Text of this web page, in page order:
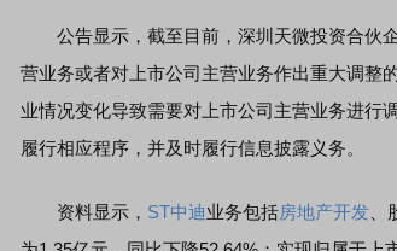
公告显示，截至目前，深圳天微投资合伙
营业务或者对上市公司主营业务作出重大调整
业情况变化导致需要对上市公司主营业务进行
履行相应程序，并及时履行信息披露义务。
资料显示， ST中迪业务包括房地产开发、